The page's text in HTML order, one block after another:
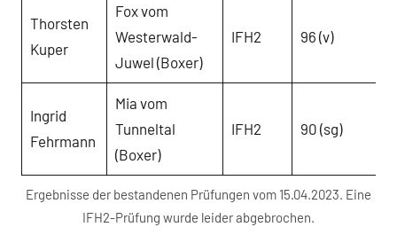
Thorsten
Kuper
Fox vom
Westerwald-
Juwel (Boxer)
IFH2 96 (v)
Ingrid
Fehrmann
Mia vom
Tunneltal
(Boxer)
IFH2 90 (sg)
Ergebnisse der bestandenen Prüfungen vom 15.04.2023. Eine
IFH2-Prüfung wurde leider abgebrochen.